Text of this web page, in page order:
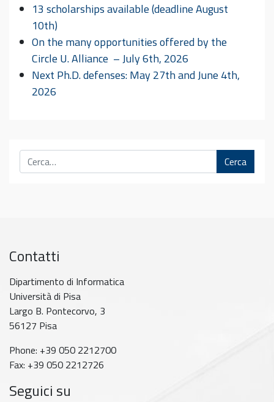
13 scholarships available (deadline August
10th)
On the many opportunities offered by the
Circle U. Alliance – July 6th, 2026
Next Ph.D. defenses: May 27th and June 4th,
2026
Cerca
Contatti
Dipartimento di Informatica
Università di Pisa
Largo B. Pontecorvo, 3
56127 Pisa
Phone: +39 050 2212700
Fax: +39 050 2212726
Seguici su